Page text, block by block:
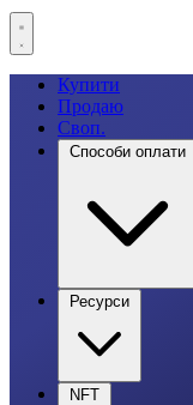
Купити
Продаю
Своп.
Способи оплати
Ресурси
NFT